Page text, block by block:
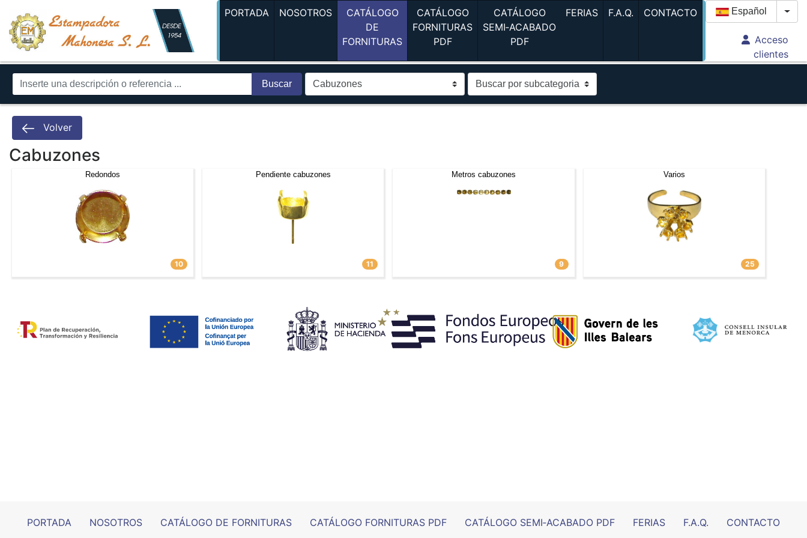
PORTADA (current)
NOSOTROS(current)
CATÁLOGO
DE
FORNITURAS(current)
CATÁLOGO
FORNITURAS
PDF(current)
CATÁLOGO
SEMI‑ACABADO
PDF(current)
FERIAS(current)
F.A.Q. (current)
CONTACTO(current)Español
Acceso
clientes
Buscar
Volver
Cabuzones
Redondos
10
Pendiente cabuzones
11
Metros cabuzones
9
Varios
25
PORTADA NOSOTROS CATÁLOGO DE FORNITURAS CATÁLOGO FORNITURAS PDF CATÁLOGO SEMI‑ACABADO PDF FERIAS F.A.Q. CONTACTO